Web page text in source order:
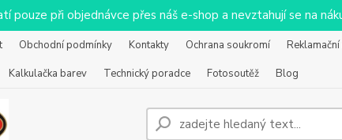
pouze při objednávce přes náš e-shop a nevztahují se na
Obchodní podmínky Kontakty Ochrana soukromí
Kalkulačka barev Technický poradce Fotosoutěž Blog